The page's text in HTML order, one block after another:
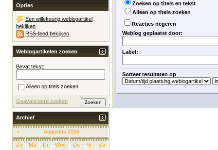
Zoeken op titels en tekst
Alleen op titels zoeken
Reacties negeren
Weblog geplaatst door:
Label:
Sorteer resultaten op
Opties
Een willekeurig weblogartikel
bekijken
RSS-feed bekijken
Weblogartikelen zoeken
Bevat tekst:
Alleen op titels zoeken
Geavanceerd zoeken
Archief
< Augustus 2026
Zo Ma Di Woe Do Vr
Za